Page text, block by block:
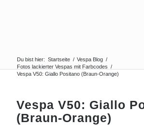
Du bist hier: Startseite / Vespa Blog /
Fotos lackierter Vespas mit Farbcodes /
Vespa V50: Giallo Positano (Braun-Orange)
Vespa V50: Giallo
(Braun-Orange)